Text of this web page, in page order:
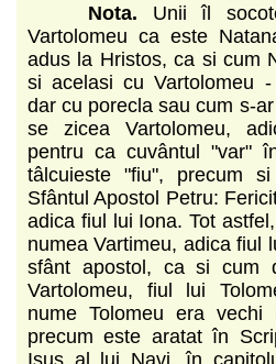
Nota. Unii îl
Vartolomeu ca este
adus la Hristos, ca si cum
si acelasi cu Vartolomeu
dar cu porecla sau cum s-
se zicea Vartolomeu,
pentru ca cuvântul "var"
tâlcuieste "fiu", precum
Sfântul Apostol Petru:
adica fiul lui Iona. Tot
numea Vartimeu, adica fiul
sfânt apostol, ca si cum
Vartolomeu, fiul lui
nume Tolomeu era
precum este aratat în
Isus al lui Navi, în